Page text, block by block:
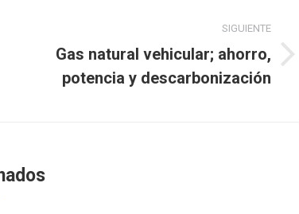
SIGUIENTE
PublicaciónGas natural vehicular; ahorro,
potencia y descarbonización